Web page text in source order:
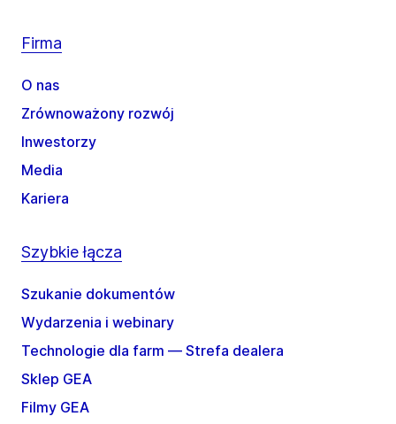
Firma
O nas
Zrównoważony rozwój
Inwestorzy
Media
Kariera
Szybkie łącza
Szukanie dokumentów
Wydarzenia i webinary
Technologie dla farm — Strefa dealera
Sklep GEA
Filmy GEA